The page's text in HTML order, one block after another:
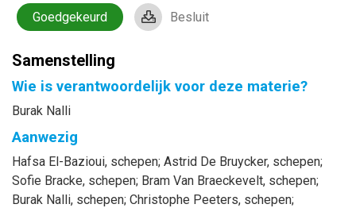
Goedgekeurd Besluit
Samenstelling
Wie is verantwoordelijk voor deze materie?
Burak Nalli
Aanwezig
Hafsa El-Bazioui, schepen; Astrid De Bruycker, schepen;
Sofie Bracke, schepen; Bram Van Braeckevelt, schepen;
Burak Nalli, schepen; Christophe Peeters, schepen;